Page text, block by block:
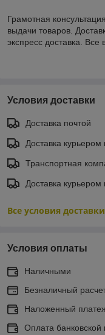
Грамотная
выдачи товаров.
экспресс доставка. Все
Условия доставки
Доставка почтой
Доставка
Транспортная
Доставка
Все условия доставки
Условия оплаты
Наличными
Безналичный
Наложенный
Оплата банковской